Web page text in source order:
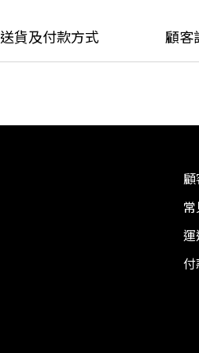
送貨及付款方式 顧客
顧
常
運
付